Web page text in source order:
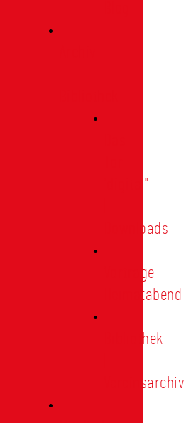
"digital"
Downloads
Vorträge
Heimatabend
Bibliothek
Vereinsarchiv